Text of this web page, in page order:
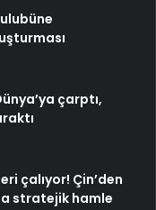
çarptı,
çalıyor! Çin’den
stratejik hamle